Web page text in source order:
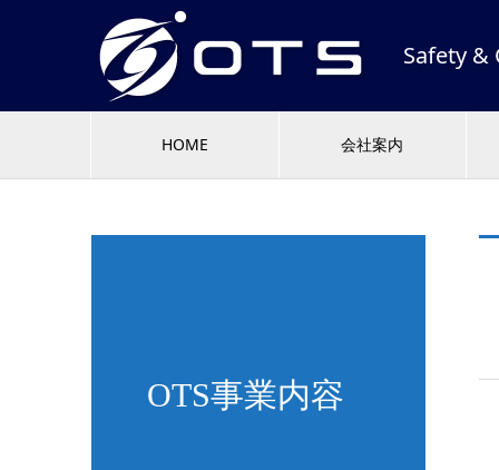
Safety &
HOME 会社案内
OTS事業内容